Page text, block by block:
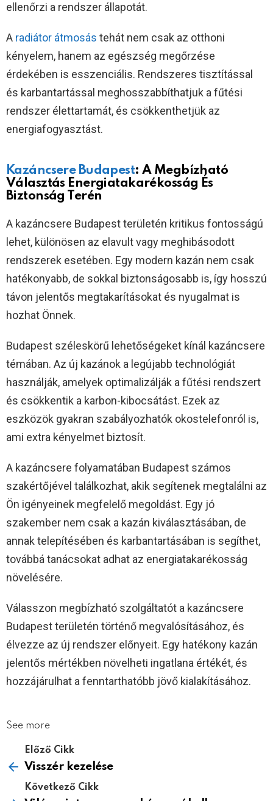
ellenőrzi a rendszer állapotát.
A radiátor átmosás tehát nem csak az otthoni
kényelem, hanem az egészség megőrzése
érdekében is esszenciális. Rendszeres tisztítással
és karbantartással meghosszabbíthatjuk a fűtési
rendszer élettartamát, és csökkenthetjük az
energiafogyasztást.
Kazáncsere Budapest: A Megbízható
Választás Energiatakarékosság És
Biztonság Terén
A kazáncsere Budapest területén kritikus fontosságú
lehet, különösen az elavult vagy meghibásodott
rendszerek esetében. Egy modern kazán nem csak
hatékonyabb, de sokkal biztonságosabb is, így hosszú
távon jelentős megtakarításokat és nyugalmat is
hozhat Önnek.
Budapest széleskörű lehetőségeket kínál kazáncsere
témában. Az új kazánok a legújabb technológiát
használják, amelyek optimalizálják a fűtési rendszert
és csökkentik a karbon-kibocsátást. Ezek az
eszközök gyakran szabályozhatók okostelefonról is,
ami extra kényelmet biztosít.
A kazáncsere folyamatában Budapest számos
szakértőjével találkozhat, akik segítenek megtalálni az
Ön igényeinek megfelelő megoldást. Egy jó
szakember nem csak a kazán kiválasztásában, de
annak telepítésében és karbantartásában is segíthet,
továbbá tanácsokat adhat az energiatakarékosság
növelésére.
Válasszon megbízható szolgáltatót a kazáncsere
Budapest területén történő megvalósításához, és
élvezze az új rendszer előnyeit. Egy hatékony kazán
jelentős mértékben növelheti ingatlana értékét, és
hozzájárulhat a fenntarthatóbb jövő kialakításához.
See more
Előző Cikk
Visszér kezelése
Következő Cikk